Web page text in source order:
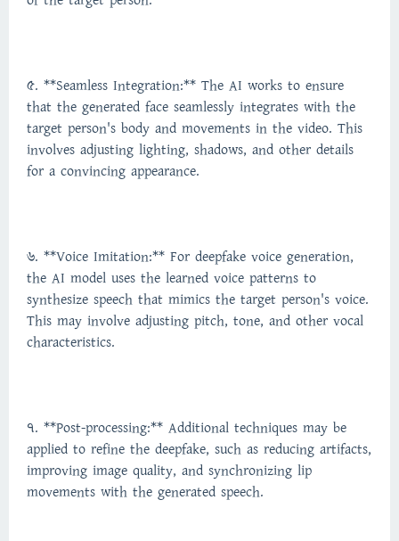
5. **Seamless Integration:** The AI works to ensure
that the generated face seamlessly integrates with the
target person's body and movements in the video. This
involves adjusting lighting, shadows, and other details
for a convincing appearance.
6. **Voice Imitation:** For deepfake voice generation,
the AI model uses the learned voice patterns to
synthesize speech that mimics the target person's voice.
This may involve adjusting pitch, tone, and other vocal
characteristics.
7. **Post-processing:** Additional techniques may be
applied to refine the deepfake, such as reducing artifacts,
improving image quality, and synchronizing lip
movements with the generated speech.